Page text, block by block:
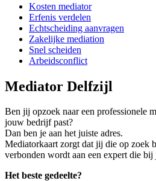
Kosten mediator
Erfenis verdelen
Echtscheiding aanvragen
Zakelijke mediation
Snel scheiden
Arbeidsconflict
Mediator Delfzijl
Ben jij opzoek naar een professionele
jouw bedrijf past?
Dan ben je aan het juiste adres.
Mediatorkaart zorgt dat jij die op zoek
verbonden wordt aan een expert die bij
Het beste gedeelte?